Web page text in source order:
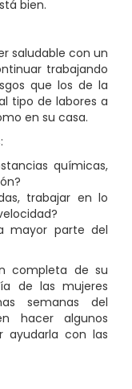
bien.
saludable con un
trabajando
que los de la
tipo de labores a
en su casa.
químicas,
trabajar en lo
mayor parte del
completa de su
de las mujeres
semanas del
hacer algunos
ayudarla con las